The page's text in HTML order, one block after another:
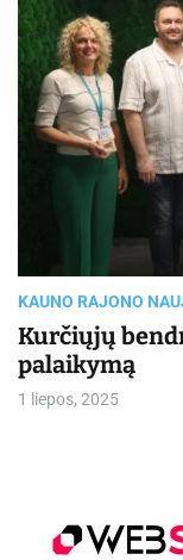
KAUNO RAJONO
Kurčiųjų
palaikymą
1 liepos, 2025